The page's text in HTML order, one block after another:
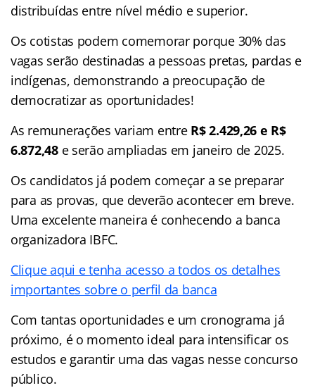
distribuídas entre nível médio e superior.
Os cotistas podem comemorar porque 30% das
vagas serão destinadas a pessoas pretas, pardas e
indígenas, demonstrando a preocupação de
democratizar as oportunidades!
As remunerações variam entre R$ 2.429,26 e R$
6.872,48e serão ampliadas em janeiro de 2025.
Os candidatos já podem começar a se preparar
para as provas, que deverão acontecer em breve.
Uma excelente maneira é conhecendo a banca
organizadora IBFC.
Clique aqui e tenha acesso a todos os detalhes
importantes sobre o perfil da banca
Com tantas oportunidades e um cronograma já
próximo, é o momento ideal para intensificar os
estudos e garantir uma das vagas nesse concurso
público.